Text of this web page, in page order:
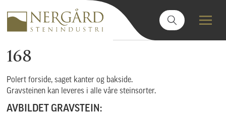
168
Polert forside, saget kanter og bakside.
Gravsteinen kan leveres i alle våre steinsorter.
AVBILDET GRAVSTEIN: